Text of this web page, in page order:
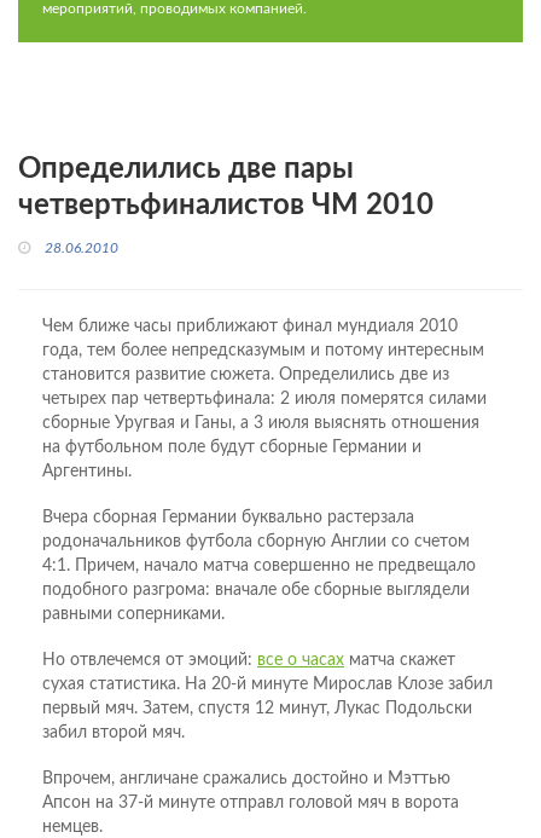
мероприятий, проводимых компанией.
Определились две пары
четвертьфиналистов ЧМ 2010
28.06.2010
Чем ближе часы приближают финал мундиаля 2010
года, тем более непредсказумым и потому интересным
становится развитие сюжета. Определились две из
четырех пар четвертьфинала: 2 июля померятся силами
сборные Уругвая и Ганы, а 3 июля выяснять отношения
на футбольном поле будут сборные Германии и
Аргентины.
Вчера сборная Германии буквально растерзала
родоначальников футбола сборную Англии со счетом
4:1. Причем, начало матча совершенно не предвещало
подобного разгрома: вначале обе сборные выглядели
равными соперниками.
Но отвлечемся от эмоций: все о часах матча скажет
сухая статистика. На 20-й минуте Мирослав Клозе забил
первый мяч. Затем, спустя 12 минут, Лукас Подольски
забил второй мяч.
Впрочем, англичане сражались достойно и Мэттью
Апсон на 37-й минуте отправл головой мяч в ворота
немцев.